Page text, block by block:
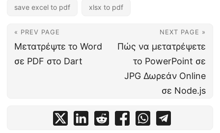
save excel to pdf xlsx to pdf
« PREV PAGE
Μετατρέψτε το Word
σε PDF στο Dart
NEXT PAGE »
Πώς να μετατρέψετε
το PowerPoint σε
JPG Δωρεάν Online
σε Node.js